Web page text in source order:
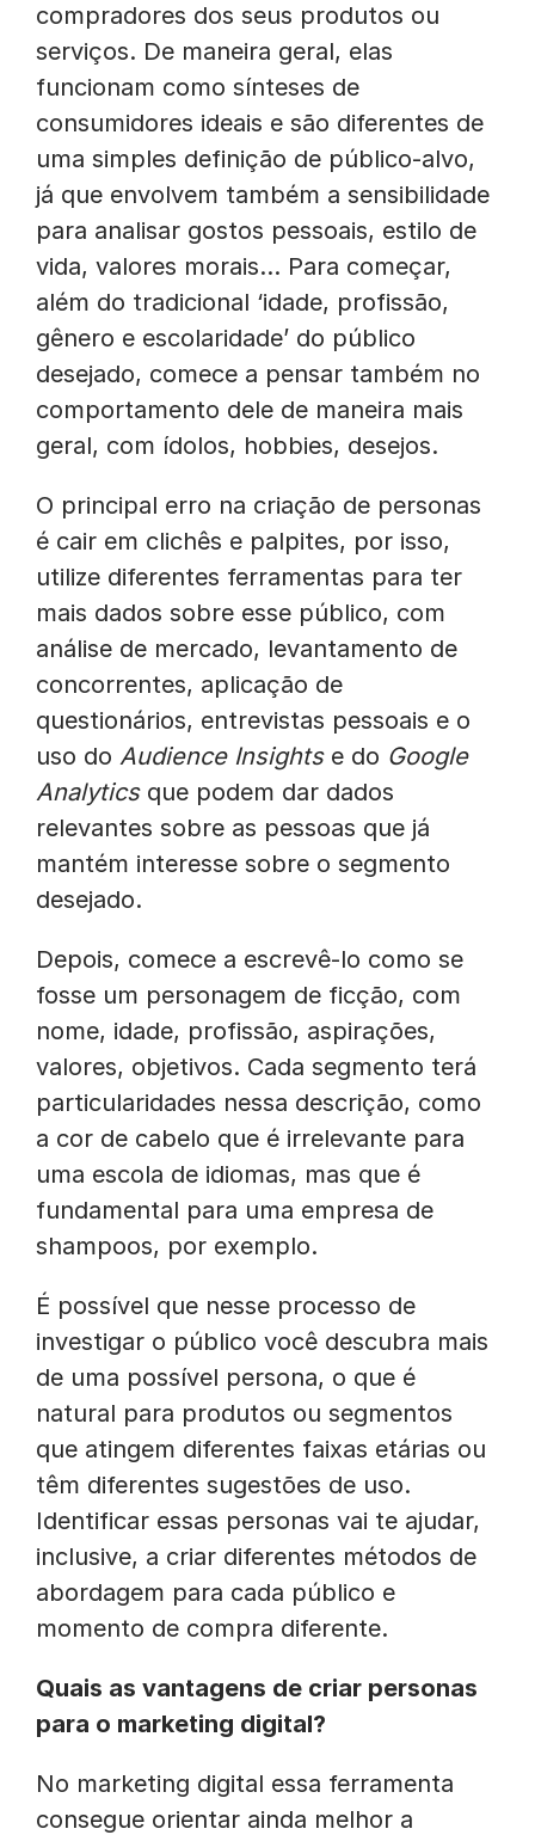
compradores dos seus produtos ou
serviços. De maneira geral, elas
funcionam como sínteses de
consumidores ideais e são diferentes de
uma simples definição de público-alvo,
já que envolvem também a sensibilidade
para analisar gostos pessoais, estilo de
vida, valores morais… Para começar,
além do tradicional ‘idade, profissão,
gênero e escolaridade’ do público
desejado, comece a pensar também no
comportamento dele de maneira mais
geral, com ídolos, hobbies, desejos.
O principal erro na criação de personas
é cair em clichês e palpites, por isso,
utilize diferentes ferramentas para ter
mais dados sobre esse público, com
análise de mercado, levantamento de
concorrentes, aplicação de
questionários, entrevistas pessoais e o
uso do Audience Insightse do Google
Analyticsque podem dar dados
relevantes sobre as pessoas que já
mantém interesse sobre o segmento
desejado.
Depois, comece a escrevê-lo como se
fosse um personagem de ficção, com
nome, idade, profissão, aspirações,
valores, objetivos. Cada segmento terá
particularidades nessa descrição, como
a cor de cabelo que é irrelevante para
uma escola de idiomas, mas que é
fundamental para uma empresa de
shampoos, por exemplo.
É possível que nesse processo de
investigar o público você descubra mais
de uma possível persona, o que é
natural para produtos ou segmentos
que atingem diferentes faixas etárias ou
têm diferentes sugestões de uso.
Identificar essas personas vai te ajudar,
inclusive, a criar diferentes métodos de
abordagem para cada público e
momento de compra diferente.
Quais as vantagens de criar personas
para o marketing digital?
No marketing digital essa ferramenta
consegue orientar ainda melhor a